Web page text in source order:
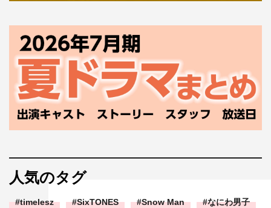
人気のタグ
timelesz SixTONES Snow Man なにわ男子